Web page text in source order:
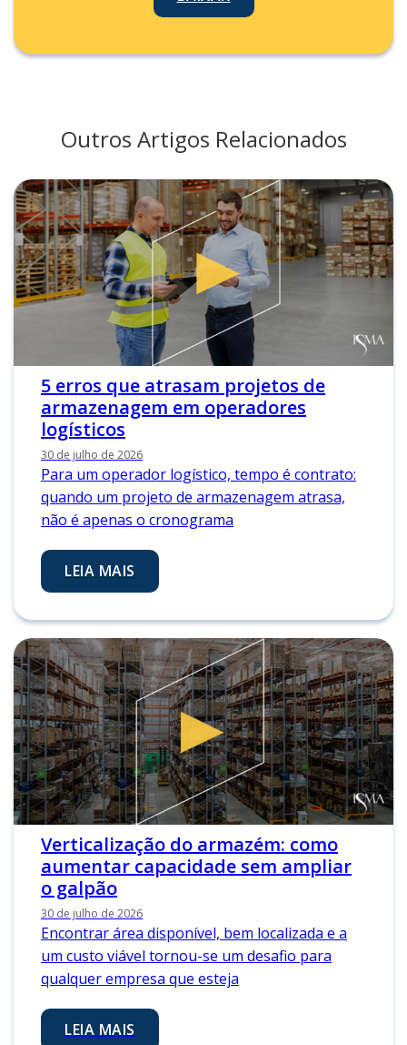
Outros Artigos Relacionados
5 erros que atrasam projetos de
armazenagem em operadores
logísticos
30 de julho de 2026
Para um operador logístico, tempo é contrato:
quando um projeto de armazenagem atrasa,
não é apenas o cronograma
LEIA MAIS
Verticalização do armazém: como
aumentar capacidade sem ampliar
o galpão
30 de julho de 2026
Encontrar área disponível, bem localizada e a
um custo viável tornou-se um desafio para
qualquer empresa que esteja
LEIA MAIS